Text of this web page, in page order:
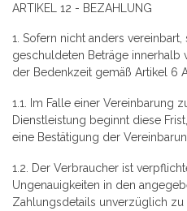
ARTIKEL 12 - BEZAHLUNG
1. Sofern nicht anders
geschuldeten Beträge innerhalb
der Bedenkzeit gemäß Artikel 6
1.1. Im Falle einer Vereinbarung
Dienstleistung beginnt diese
eine Bestätigung der
1.2. Der Verbraucher ist
Ungenauigkeiten in den
Zahlungsdetails unverzüglich zu